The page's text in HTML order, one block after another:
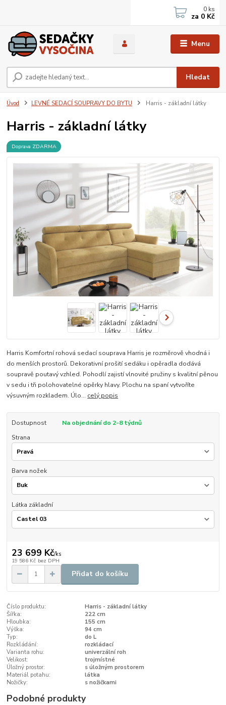
Menu
Hledat
0 ks
za 0 Kč
Úvod LEVNÉ SEDACÍ SOUPRAVY DO BYTU Harris - základní látky
Harris - základní látky
Doprava ZDARMA
Harris Komfortní rohová sedací souprava Harris je rozměrově vhodná i
do menších prostorů. Dekorativní prošití sedáku i opěradla dodává
soupravě poutavý vzhled. Pohodlí zajistí vlnovité pružiny s kvalitní pěnou
v sedu i tři polohovatelné opěrky hlavy. Plochu na spaní vytvoříte
výsuvným rozkladem. Úlo... celý popis
Dostupnost
Na objednání do 2-8 týdnů
Strana
Barva nožek
Látka základní
23 699 Kč/ks
19 586 Kč bez DPH
Přidat do košíku
Číslo produktu:
Harris - základní látky
Šířka:
222 cm
Hloubka:
155 cm
Výška:
94 cm
Typ:
do L
Rozkládání:
rozkládací
Varianta rohu:
univerzální roh
Velikost:
trojmístné
Úložný prostor:
s úložným prostorem
Materiál potahu:
látka
Nožičky:
s nožičkami
Podobné produkty